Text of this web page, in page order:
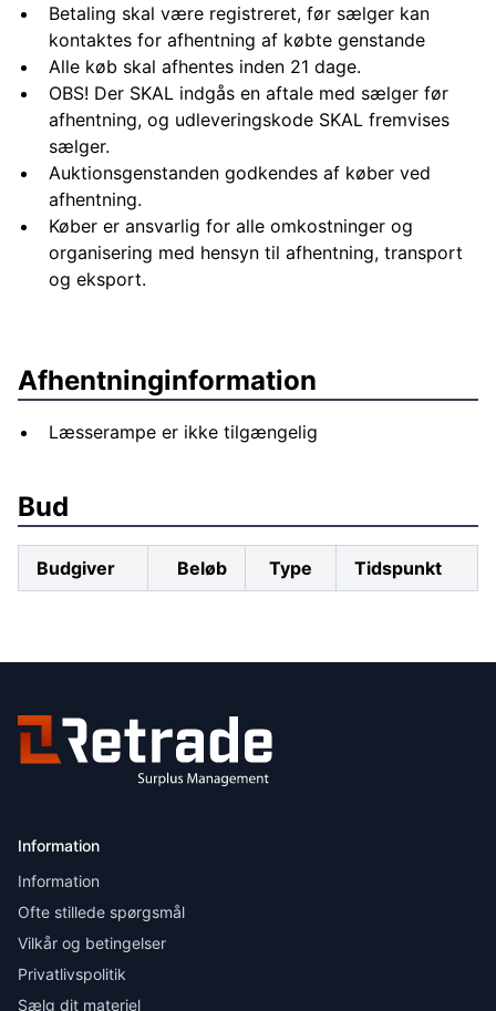
Betaling skal være registreret, før sælger kan
kontaktes for afhentning af købte genstande
Alle køb skal afhentes inden 21 dage.
OBS! Der SKAL indgås en aftale med sælger før
afhentning, og udleveringskode SKAL fremvises
sælger.
Auktionsgenstanden godkendes af køber ved
afhentning.
Køber er ansvarlig for alle omkostninger og
organisering med hensyn til afhentning, transport
og eksport.
Afhentninginformation
Læsserampe er ikke tilgængelig
Bud
Budgiver Beløb Type Tidspunkt
Information
Information
Ofte stillede spørgsmål
Vilkår og betingelser
Privatlivspolitik
Sælg dit materiel